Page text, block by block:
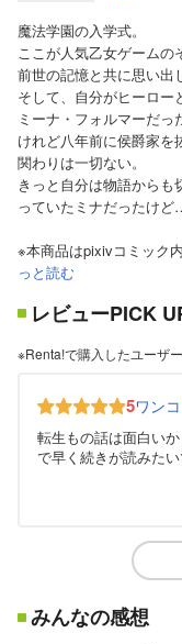
魔法学園の入学式。
ここが人気乙女ゲームの
前世の記憶と共に思い出
そして、自分がヒーロ
ミーナ・フォルマーだ
けれど八年前に侯爵家
関わりは一切ない。
きっと自分は物語から
っていたミナだったけど
※本商品はpixivコミック
っと読む
レビューPICK
※Renta!で購入したユーザ
5ワン
転生もの話は面白い
で早く続きが読みた
みんなの感想